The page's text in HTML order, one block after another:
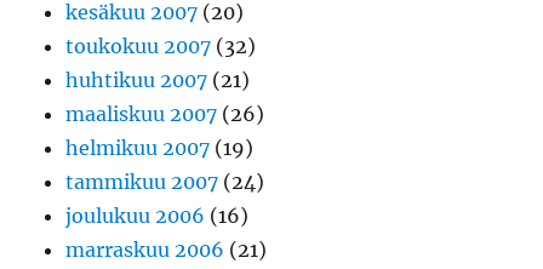
kesäkuu 2007 (20)
toukokuu 2007 (32)
huhtikuu 2007 (21)
maaliskuu 2007 (26)
helmikuu 2007 (19)
tammikuu 2007 (24)
joulukuu 2006 (16)
marraskuu 2006 (21)